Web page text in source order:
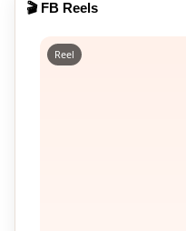
🎬 FB Reels
Reel